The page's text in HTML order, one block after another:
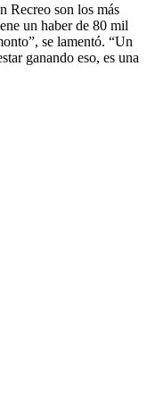
Recreo son los más
un haber de 80 mil
se lamentó. “Un
ganando eso, es una